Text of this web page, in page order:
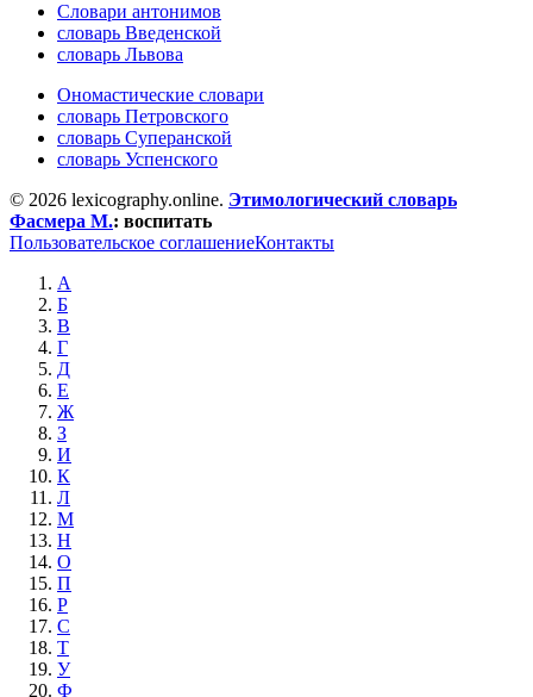
Словари антонимов
словарь Введенской
словарь Львова
Ономастические словари
словарь Петровского
словарь Суперанской
словарь Успенского
© 2026 lexicography.online. Этимологический словарь
Фасмера М.: воспитать
Пользовательское соглашениеКонтакты
А
Б
В
Г
Д
Е
Ж
З
И
К
Л
М
Н
О
П
Р
С
Т
У
Ф